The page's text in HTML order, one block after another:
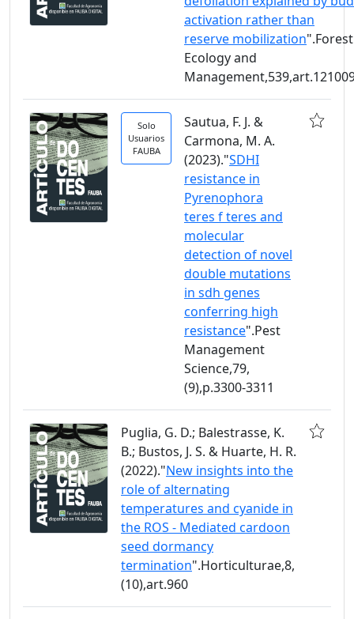
activation rather than
reserve mobilization".Forest
Ecology and
Solo
Usuarios
FAUBA
Sautua, F. J. &
Carmona, M. A.
(2023)."SDHI
resistance in
Pyrenophora
teres f teres and
molecular
detection of novel
double mutations
in sdh genes
conferring high
resistance".Pest
Management
Science,79,
(9),p.3300-3311
Puglia, G. D.; Balestrasse, K.
B.; Bustos, J. S. & Huarte, H. R.
(2022)."New insights into the
role of alternating
temperatures and cyanide in
the ROS - Mediated cardoon
seed dormancy
termination".Horticulturae,8,
(10),art.960